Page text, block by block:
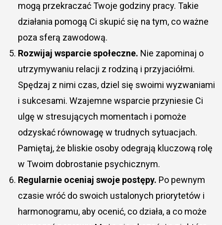
mogą przekraczać Twoje godziny pracy. Takie
działania pomogą Ci skupić się na tym, co ważne
poza sferą zawodową.
Rozwijaj wsparcie społeczne. Nie zapominaj o
utrzymywaniu relacji z rodziną i przyjaciółmi.
Spędzaj z nimi czas, dziel się swoimi wyzwaniami
i sukcesami. Wzajemne wsparcie przyniesie Ci
ulgę w stresujących momentach i pomoże
odzyskać równowagę w trudnych sytuacjach.
Pamiętaj, że bliskie osoby odegrają kluczową rolę
w Twoim dobrostanie psychicznym.
Regularnie oceniaj swoje postępy. Po pewnym
czasie wróć do swoich ustalonych priorytetów i
harmonogramu, aby ocenić, co działa, a co może